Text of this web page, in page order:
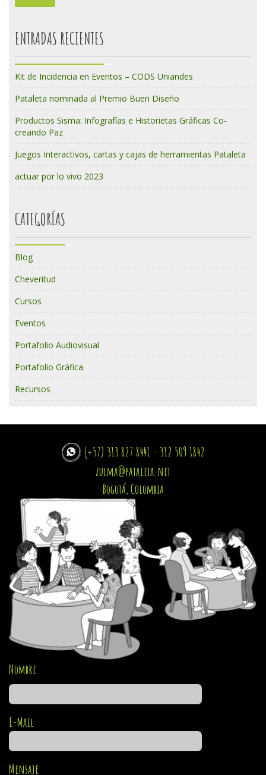
ENTRADAS RECIENTES
Kit de Incidencia en Eventos – CODS Uniandes
Pataleta nominada al Premio Buen Diseño
Productos Sisma: Infografías e Historietas Gráficas Co-
creando Paz
Juegos Interactivos, cartas y cajas de herramientas Pataleta
actuar por lo vivo 2023
CATEGORÍAS
Blog
Cheveritud
Cursos
Eventos
Portafolio Audiovisual
Portafolio Gráfica
Recursos
(+57) 313 827 8441 - 312 509 1842
zulma@pataleta.net
Bogotá, Colombia
Nombre
E-Mail
Mensaje